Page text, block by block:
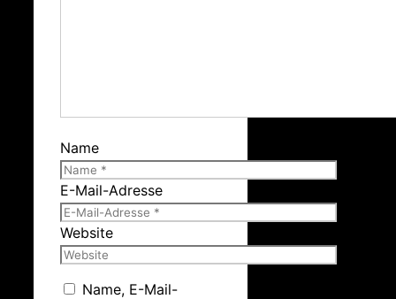
Name
E-Mail-Adresse
Website
Name, E-Mail-